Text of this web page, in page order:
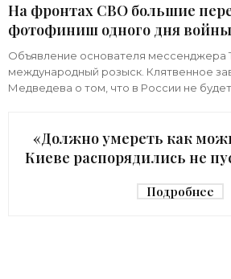
На фронтах СВО большие
фотофиниш одного дня
«Недвижимость»
Объявление основателя мессенджера
международный розыск. Клятвенное
Медведева о том, что в России не
«Должно умереть как
Киеве распорядились не
Подробнее